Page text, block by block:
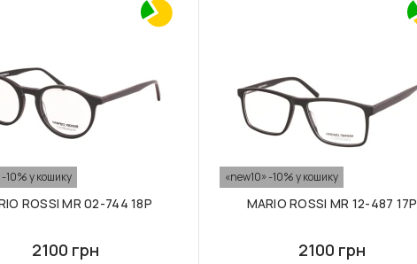
10% у кошику
ROSSI MR 02-744 18P
2100 грн
«new10» -10% у кошику
MARIO ROSSI MR 12-487 17P
2100 грн